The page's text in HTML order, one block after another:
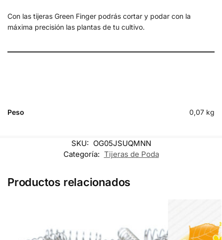
Con las tijeras Green Finger podrás cortar y podar con la
máxima precisión las plantas de tu cultivo.
Peso 0,07 kg
SKU: OG05JSUQMNN
Categoría: Tijeras de Poda
Productos relacionados